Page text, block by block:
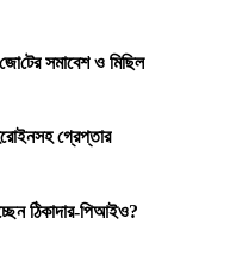
সমাবেশ ও মি‌ছিল
গ্রেপ্তার
ঠিকাদার-পিআইও?